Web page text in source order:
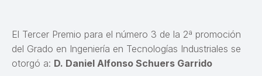
El Tercer Premio para el número 3 de la 2ª promoción
del Grado en Ingeniería en Tecnologías Industriales se
otorgó a: D. Daniel Alfonso Schuers Garrido